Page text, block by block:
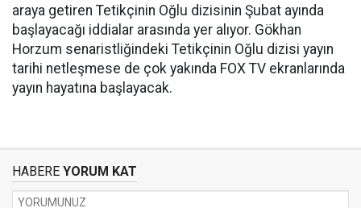
araya getiren Tetikçinin Oğlu dizisinin Şubat ayında
başlayacağı iddialar arasında yer alıyor. Gökhan
Horzum senaristliğindeki Tetikçinin Oğlu dizisi yayın
tarihi netleşmese de çok yakında FOX TV ekranlarında
yayın hayatına başlayacak.
HABERE YORUM KAT